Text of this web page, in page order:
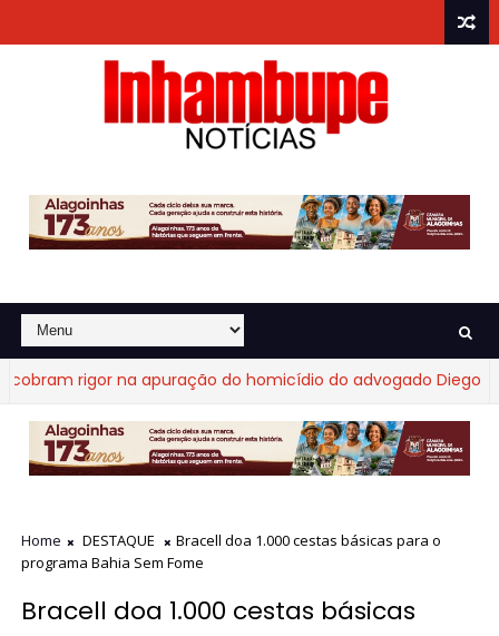
rigor na apuração do homicídio do advogado Diego
Home DESTAQUE
Bracell doa 1.000 cestas básicas para o
programa Bahia Sem Fome
Bracell doa 1.000 cestas básicas